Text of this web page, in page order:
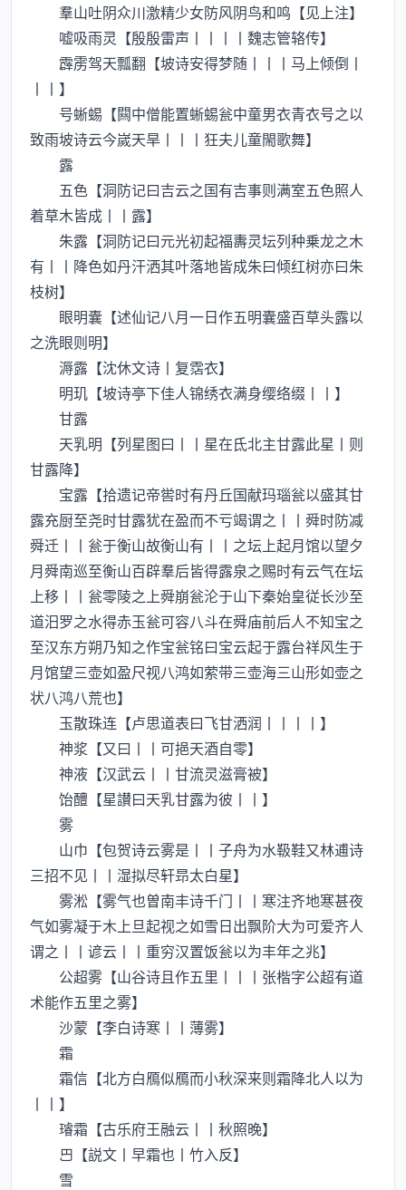
羣山吐阴众川激精少女防风阴鸟和鸣【见上注】
嘘吸雨灵【殷殷雷声丨丨丨丨魏志管辂传】
霹雳驾天瓢翻【坡诗安得梦随丨丨丨马上倾倒丨
丨丨】
号蜥蜴【闗中僧能置蜥蜴瓮中童男衣青衣号之以
致雨坡诗云今嵗天旱丨丨丨狂夫儿童閙歌舞】
露
五色【洞防记曰吉云之国有吉事则满室五色照人
着草木皆成丨丨露】
朱露【洞防记曰元光初起福夀灵坛列种乗龙之木
有丨丨降色如丹汗洒其叶落地皆成朱曰倾红树亦曰朱
枝树】
眼明囊【述仙记八月一日作五明囊盛百草头露以
之洗眼则明】
溽露【沈休文诗丨复霑衣】
明玑【坡诗亭下佳人锦绣衣满身缨络缀丨丨】
甘露
天乳明【列星图曰丨丨星在氐北主甘露此星丨则
甘露降】
宝露【拾遗记帝喾时有丹丘国献玛瑙瓮以盛其甘
露充厨至尧时甘露犹在盈而不亏竭谓之丨丨舜时防减
舜迁丨丨瓮于衡山故衡山有丨丨之坛上起月馆以望夕
月舜南巡至衡山百辟羣后皆得露泉之赐时有云气在坛
上移丨丨瓮零陵之上舜崩瓮沦于山下秦始皇従长沙至
道汨罗之水得赤玉瓮可容八斗在舜庙前后人不知宝之
至汉东方朔乃知之作宝瓮铭曰宝云起于露台祥风生于
月馆望三壶如盈尺视八鸿如萦带三壶海三山形如壶之
状八鸿八荒也】
玉散珠连【卢思道表曰飞甘洒润丨丨丨丨】
神浆【又曰丨丨可挹天酒自零】
神液【汉武云丨丨甘流灵滋膏被】
饴醴【星讃曰天乳甘露为彼丨丨】
雾
山巾【包贺诗云雾是丨丨子舟为水靸鞋又林逋诗
三招不见丨丨湿拟尽轩昻太白星】
雾淞【雾气也曽南丰诗千门丨丨寒注齐地寒甚夜
气如雾凝于木上旦起视之如雪日出飘阶大为可爱齐人
谓之丨丨谚云丨丨重穷汉置饭瓮以为丰年之兆】
公超雾【山谷诗且作五里丨丨丨张楷字公超有道
术能作五里之雾】
沙蒙【李白诗寒丨丨薄雾】
霜
霜信【北方白鴈似鴈而小秋深来则霜降北人以为
丨丨】
璿霜【古乐府王融云丨丨秋照晚】
【説文丨早霜也丨竹入反】
雪